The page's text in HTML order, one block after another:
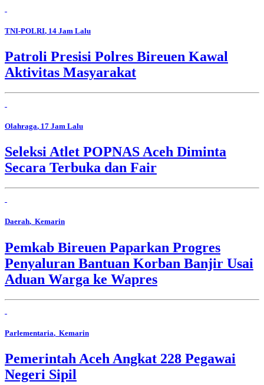
TNI-POLRI, 14 Jam Lalu
Patroli Presisi Polres Bireuen Kawal
Aktivitas Masyarakat
Olahraga, 17 Jam Lalu
Seleksi Atlet POPNAS Aceh Diminta
Secara Terbuka dan Fair
Daerah, Kemarin
Pemkab Bireuen Paparkan Progres
Penyaluran Bantuan Korban Banjir Usai
Aduan Warga ke Wapres
Parlementaria, Kemarin
Pemerintah Aceh Angkat 228 Pegawai
Negeri Sipil